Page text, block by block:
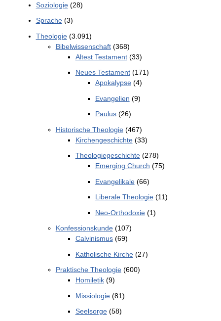
Soziologie(28)
Sprache(3)
Theologie(3.091)
Bibelwissenschaft(368)
Altest Testament(33)
Neues Testament(171)
Apokalypse(4)
Evangelien (9)
Paulus(26)
Historische Theologie(467)
Kirchengeschichte(33)
Theologiegeschichte(278)
Emerging Church (75)
Evangelikale(66)
Liberale Theologie(11)
Neo-Orthodoxie(1)
Konfessionskunde(107)
Calvinismus(69)
Katholische Kirche(27)
Praktische Theologie(600)
Homiletik(9)
Missiologie(81)
Seelsorge(58)